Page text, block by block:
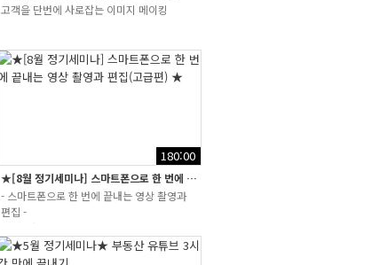
고객을 단번에 사로잡는 이미지 메이킹
180:00
★[8월 정기세미나] 스마트폰으로 한 번에 끝내는 영상 촬영과 편집(고급편...
- 스마트폰으로 한 번에 끝내는 영상 촬영과
편집 -
- 키네마스터 기초 활용법 -